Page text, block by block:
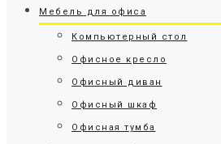
Мебель для офиса
Компьютерный стол
Офисное кресло
Офисный диван
Офисный шкаф
Офисная тумба